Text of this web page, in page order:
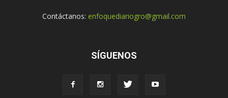
Contáctanos: enfoquediariogro@gmail.com
SÍGUENOS